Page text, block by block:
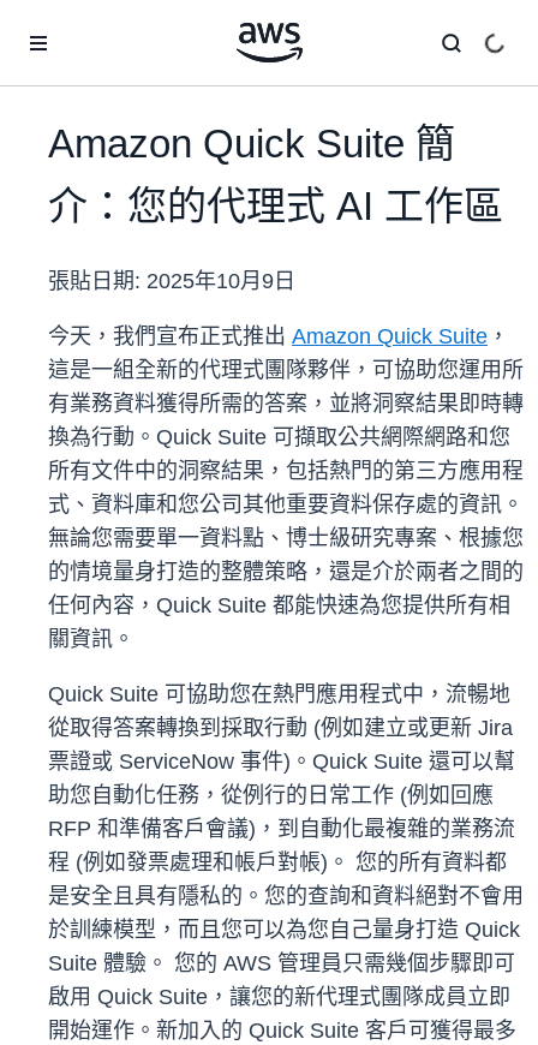
Amazon Quick Suite 簡
介：您的代理式 AI 工作區
張貼日期: 2025年10月9日
今天，我們宣布正式推出 Amazon Quick Suite ，
這是一組全新的代理式團隊夥伴，可協助您運用所
有業務資料獲得所需的答案，並將洞察結果即時轉
換為行動。Quick Suite 可擷取公共網際網路和您
所有文件中的洞察結果，包括熱門的第三方應用程
式、資料庫和您公司其他重要資料保存處的資訊。
無論您需要單一資料點、博士級研究專案、根據您
的情境量身打造的整體策略，還是介於兩者之間的
任何內容，Quick Suite 都能快速為您提供所有相
關資訊。
Quick Suite 可協助您在熱門應用程式中，流暢地
從取得答案轉換到採取行動 (例如建立或更新 Jira
票證或 ServiceNow 事件)。Quick Suite 還可以幫
助您自動化任務，從例行的日常工作 (例如回應
RFP 和準備客戶會議)，到自動化最複雜的業務流
程 (例如發票處理和帳戶對帳)。 您的所有資料都
是安全且具有隱私的。您的查詢和資料絕對不會用
於訓練模型，而且您可以為您自己量身打造 Quick
Suite 體驗。 您的 AWS 管理員只需幾個步驟即可
啟用 Quick Suite，讓您的新代理式團隊成員立即
開始運作。新加入的 Quick Suite 客戶可獲得最多